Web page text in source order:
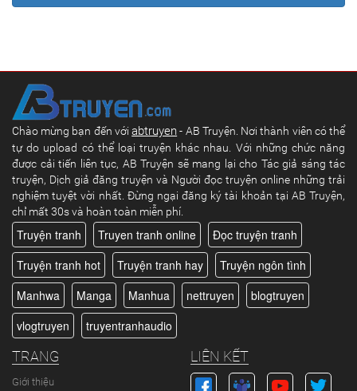
Chào mừng bạn đến vớiabtruyen- AB Truyện. Nơi thành viên có thể
tự do upload có thể loại truyện khác nhau. Với những chức năng
được cải tiến liên tục, AB Truyện sẽ mang lại cho Tác giả sáng tác
truyện, Dịch giả đăng truyện và Người đọc truyện online những trải
nghiệm tuyệt vời nhất. Đừng ngại đăng ký tài khoản tại AB Truyện,
chỉ mất 30s và hoàn toàn miễn phí.
Truyện tranh Truyen tranh online
Đọc truyện tranh
Truyện tranh hot
Truyện tranh hay
Truyện ngôn tình
Manhwa
Manga Manhua nettruyen
blogtruyen
vlogtruyen
truyentranhaudio
TRANG
Giới thiệu
LIÊN KẾT